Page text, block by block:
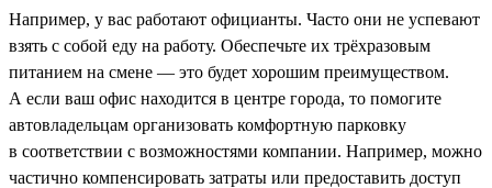
Например, у вас работают официанты. Часто они не успевают
взять с собой еду на работу. Обеспечьте их трёхразовым
питанием на смене — это будет хорошим преимуществом.
А если ваш офис находится в центре города, то помогите
автовладельцам организовать комфортную парковку
в соответствии с возможностями компании. Например, можно
частично компенсировать затраты или предоставить доступ